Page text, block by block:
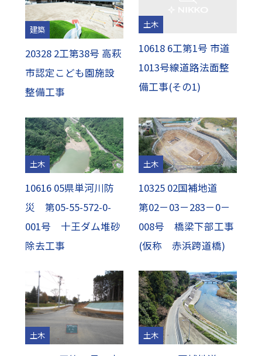
建築
20328 2工第38号 高萩
市認定こども園施設
整備工事
土木
10618 6工第1号 市道
1013号線道路法面整
備工事(その1)
土木
10616 05県単河川防
災 第05-55-572-0-
001号 十王ダム堆砂
除去工事
土木
10325 02国補地道
第02－03－283－0－
008号 橋梁下部工事
(仮称 赤浜跨道橋)
土木 土木